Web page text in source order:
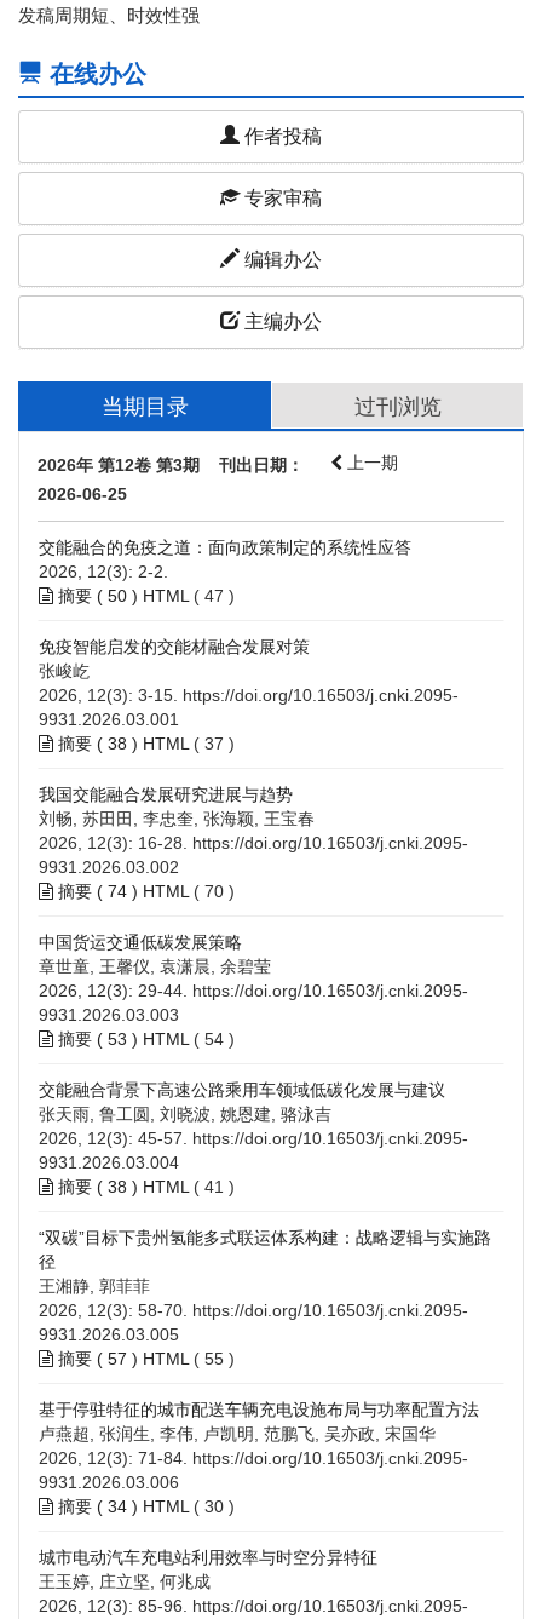
发稿周期短、时效性强
在线办公
作者投稿
专家审稿
编辑办公
主编办公
当期目录 过刊浏览
2026年 第12卷 第3期 刊出日期：
2026-06-25
上一期
交能融合的免疫之道：面向政策制定的系统性应答
2026, 12(3): 2-2.
摘要 ( 50 ) HTML ( 47 )
免疫智能启发的交能材融合发展对策
张峻屹
2026, 12(3): 3-15. https://doi.org/10.16503/j.cnki.2095-
9931.2026.03.001
摘要 ( 38 ) HTML ( 37 )
我国交能融合发展研究进展与趋势
刘畅, 苏田田, 李忠奎, 张海颖, 王宝春
2026, 12(3): 16-28. https://doi.org/10.16503/j.cnki.2095-
9931.2026.03.002
摘要 ( 74 ) HTML ( 70 )
中国货运交通低碳发展策略
章世童, 王馨仪, 袁潇晨, 余碧莹
2026, 12(3): 29-44. https://doi.org/10.16503/j.cnki.2095-
9931.2026.03.003
摘要 ( 53 ) HTML ( 54 )
交能融合背景下高速公路乘用车领域低碳化发展与建议
张天雨, 鲁工圆, 刘晓波, 姚恩建, 骆泳吉
2026, 12(3): 45-57. https://doi.org/10.16503/j.cnki.2095-
9931.2026.03.004
摘要 ( 38 ) HTML ( 41 )
“双碳”目标下贵州氢能多式联运体系构建：战略逻辑与实施路
径
王湘静, 郭菲菲
2026, 12(3): 58-70. https://doi.org/10.16503/j.cnki.2095-
9931.2026.03.005
摘要 ( 57 ) HTML ( 55 )
基于停驻特征的城市配送车辆充电设施布局与功率配置方法
卢燕超, 张润生, 李伟, 卢凯明, 范鹏飞, 吴亦政, 宋国华
2026, 12(3): 71-84. https://doi.org/10.16503/j.cnki.2095-
9931.2026.03.006
摘要 ( 34 ) HTML ( 30 )
城市电动汽车充电站利用效率与时空分异特征
王玉婷, 庄立坚, 何兆成
2026, 12(3): 85-96. https://doi.org/10.16503/j.cnki.2095-